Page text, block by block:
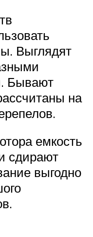
Выглядят
Бывают
на
емкость
сдирают
выгодно